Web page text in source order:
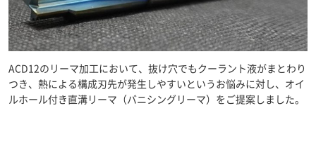
ACD12のリーマ加工において、抜け穴でもクーラント液がまとわり
つき、熱による構成刃先が発生しやすいというお悩みに対し、オイ
ルホール付き直溝リーマ（バニシングリーマ）をご提案しました。